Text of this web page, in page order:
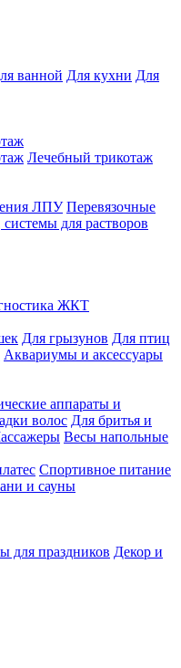
ванной Для кухни Для
Лечебный трикотаж
ЛПУ Перевязочные
для растворов
ЖКТ
Для грызунов Для птиц
Аквариумы и аксессуары
аппараты и
волос Для бритья и
Весы напольные
Спортивное питание
и сауны
для праздников Декор и